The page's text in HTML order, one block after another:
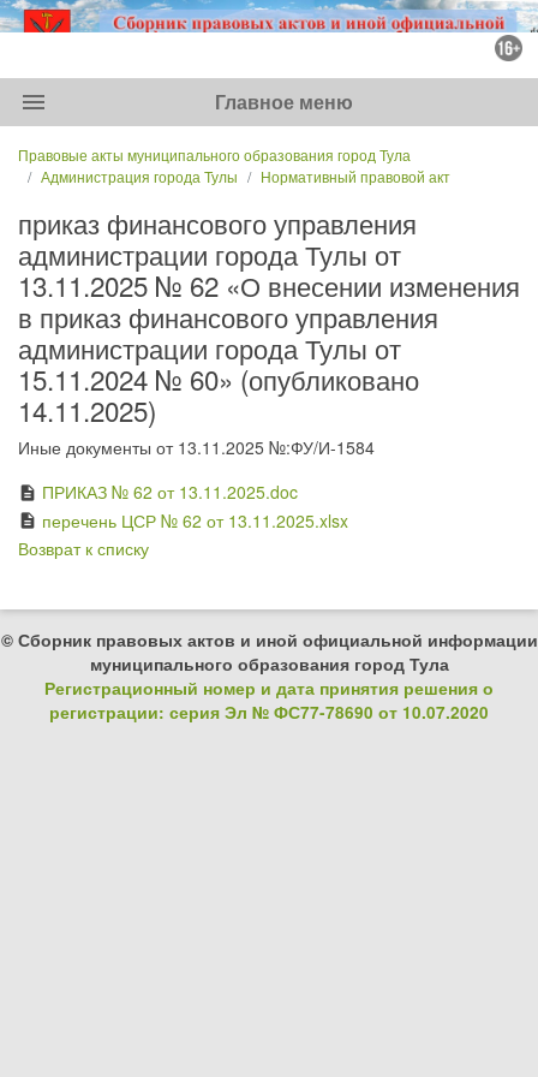
menu Главное меню
Правовые акты муниципального образования город Тула
Администрация города Тулы
Нормативный правовой акт
приказ финансового управления
администрации города Тулы от
13.11.2025 № 62 «О внесении изменения
в приказ финансового управления
администрации города Тулы от
15.11.2024 № 60» (опубликовано
14.11.2025)
Иные документы от 13.11.2025 №:ФУ/И-1584
description ПРИКАЗ № 62 от 13.11.2025.doc
description перечень ЦСР № 62 от 13.11.2025.xlsx
Возврат к списку
© Сборник правовых актов и иной официальной информации
муниципального образования город Тула
Регистрационный номер и дата принятия решения о
регистрации: серия Эл № ФС77-78690 от 10.07.2020